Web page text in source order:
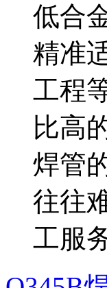
低合
精准
工程
比高
焊管
往往
工服